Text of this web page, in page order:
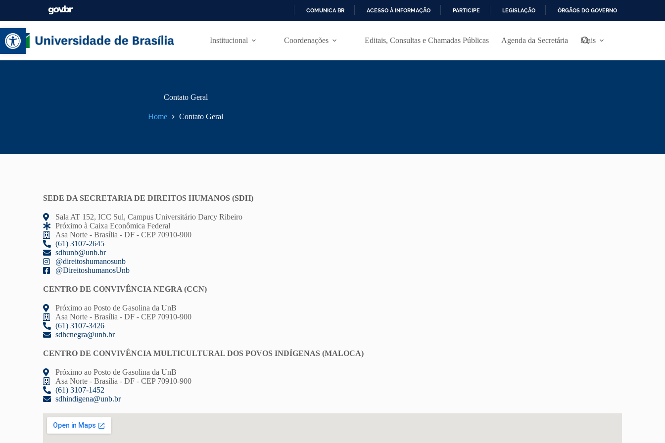
Abrir a barra de ferramentas
P
R
COMUNICA BR ACESSO À INFORMAÇÃO PARTICIPE LEGISLAÇÃO ÓRGÃOS DO GOVERNO
Institucional Coordenações Editais, Consultas e Chamadas Públicas Agenda da Secretária Mais
Contato Geral
Home Contato Geral
SEDE DA SECRETARIA DE DIREITOS HUMANOS (SDH)
Sala AT 152, ICC Sul, Campus Universitário Darcy Ribeiro
Próximo à Caixa Econômica Federal
Asa Norte - Brasília - DF - CEP 70910-900
(61) 3107-2645
sdhunb@unb.br
@direitoshumanosunb
@DireitoshumanosUnb
CENTRO DE CONVIVÊNCIA NEGRA (CCN)
Próximo ao Posto de Gasolina da UnB
Asa Norte - Brasília - DF - CEP 70910-900
(61) 3107-3426
sdhcnegra@unb.br
CENTRO DE CONVIVÊNCIA MULTICULTURAL DOS POVOS INDÍGENAS (MALOCA)
Próximo ao Posto de Gasolina da UnB
Asa Norte - Brasília - DF - CEP 70910-900
(61) 3107-1452
sdhindigena@unb.br